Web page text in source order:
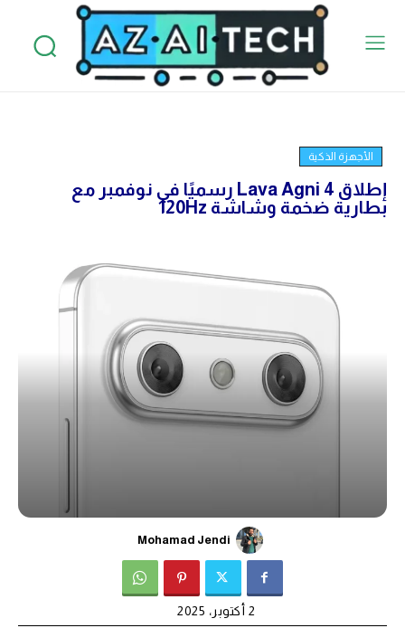
الأجهزة الذكية
إطلاق Lava Agni 4 رسميًا في نوفمبر مع
بطارية ضخمة وشاشة 120Hz
Mohamad Jendi
2 أكتوبر، 2025